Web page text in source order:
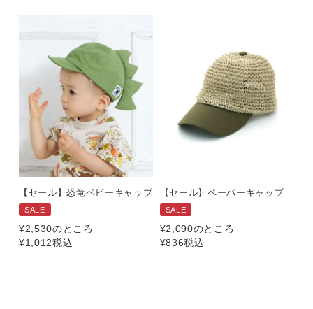
【セール】恐竜ベビーキャップ
SALE
¥2,530のところ
¥1,012税込
【セール】ペーパーキャップ
SALE
¥2,090のところ
¥836税込